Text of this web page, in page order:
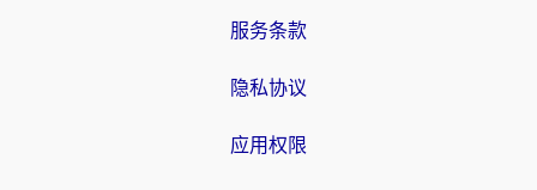
服务条款
隐私协议
应用权限